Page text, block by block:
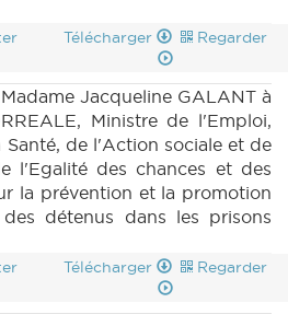
Télécharger Regarder
Jacqueline GALANT à
Ministre de l'Emploi,
de l'Action sociale et de
l'Egalité des chances et des
la prévention et la promotion
détenus dans les prisons
Télécharger Regarder